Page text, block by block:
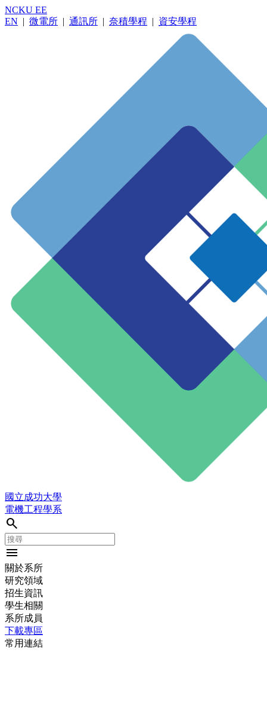
NCKU EE
EN | 微電所 | 通訊所 | 奈積學程 | 資安學程
國立成功大學
電機工程學系
search
menu
關於系所
研究領域
招生資訊
學生相關
系所成員
下載專區
常用連結